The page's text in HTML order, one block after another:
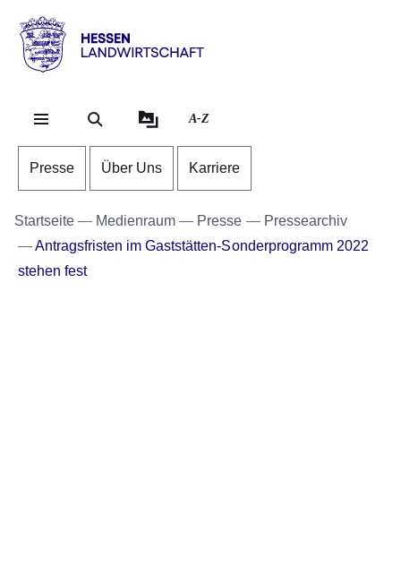
Hessen
Landwirtschaft
A-Z
Presse Über Uns Karriere
Startseite Medienraum Presse
Pressearchiv
Antragsfristen im Gaststätten-Sonderprogramm 2022
stehen fest